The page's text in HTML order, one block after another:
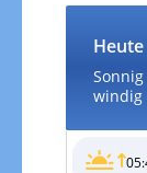
Heute
windig